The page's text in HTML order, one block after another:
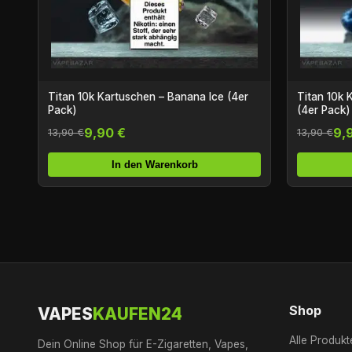
Titan 10k Kartuschen – Banana Ice (4er
Pack)
13,90 €9,90 €
In den Warenkorb
Titan 10k
(4er Pack)
13,90 €
VAPESKAUFEN24
Dein Online Shop für E-Zigaretten, Vapes,
Shop
Alle